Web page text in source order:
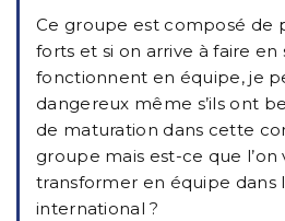
Ce groupe est composé de
forts et si on arrive à faire en
fonctionnent en équipe, je
dangereux même s’ils ont
de maturation dans cette
groupe mais est-ce que
transformer en équipe dans
international ?